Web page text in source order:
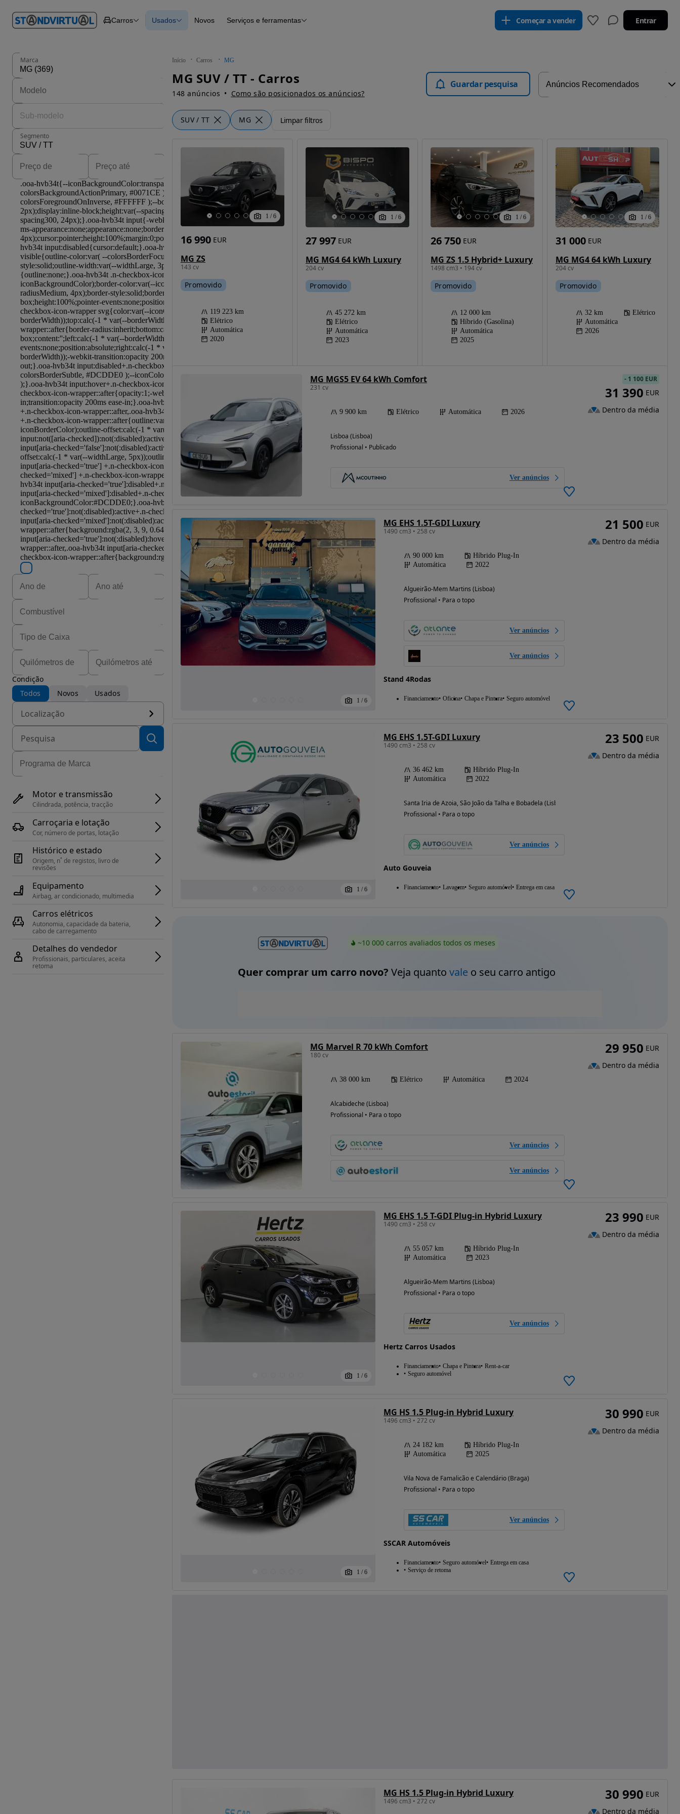
em
Carros Carros
Carros
Novos
Usados Novos Serviços e ferramentas Começar a vender Entrar
Início Carros MG
MG SUV / TT - Carros
148 anúncios Como são posicionados os anúncios?
Guardar pesquisa
SUV / TT MG Limpar filtros
Marca
Segmento
Condição
Todos
Novos Usados
Localização
Motor e transmissão
Cilindrada, potência, tracção
Carroçaria e lotação
Cor, número de portas, lotação
Histórico e estado
Origem, n˚ de registos, livro de
revisões
Equipamento
Airbag, ar condicionado, multimedia
Carros elétricos
Autonomia, capacidade da bateria,
cabo de carregamento
Detalhes do vendedor
Profissionais, particulares, aceita
retoma
1 / 6
MG ZS
143 cv
16 990 EUR
Promovido
119 223 km
Elétrico
Automática
2020
1 / 6
MG MG4 64 kWh Luxury
204 cv
27 997 EUR
Promovido
45 272 km
Elétrico
Automática
2023
1 / 6
MG ZS 1.5 Hybrid+ Luxury
1498 cm3 • 194 cv
26 750 EUR
Promovido
12 000 km
Híbrido (Gasolina)
Automática
2025
1 / 6
MG MG4 64 kWh Luxury
204 cv
31 000 EUR
Promovido
32 km
Elétrico
Automática
2026
MG MGS5 EV 64 kWh Comfort
231 cv
9 900 km Elétrico Automática 2026
Lisboa (Lisboa)
Profissional • Publicado
Ver anúncios
- 1 100 EUR
31 390 EUR
Dentro da média
1 / 6
MG EHS 1.5T-GDI Luxury
1490 cm3 • 258 cv
90 000 km
Híbrido Plug-In
Automática
2022
Algueirão-Mem Martins (Lisboa)
Profissional • Para o topo
Ver anúncios
Ver anúncios
Stand 4Rodas
Financiamento Oficina Chapa e Pintura Seguro automóvel
21 500 EUR
Dentro da média
1 / 6
MG EHS 1.5T-GDI Luxury
1490 cm3 • 258 cv
36 462 km
Híbrido Plug-In
Automática
2022
Santa Iria de Azoia, São João da Talha e Bobadela (Lisboa)
Profissional • Para o topo
Ver anúncios
Auto Gouveia
Financiamento Lavagem Seguro automóvel Entrega em casa
23 500 EUR
Dentro da média
~10 000 carros avaliados todos os meses
Quer comprar um carro novo? Veja quanto valeo seu carro antigo
MG Marvel R 70 kWh Comfort
180 cv
38 000 km Elétrico Automática 2024
Alcabideche (Lisboa)
Profissional • Para o topo
Ver anúncios
Ver anúncios
29 950 EUR
Dentro da média
1 / 6
MG EHS 1.5 T-GDI Plug-in Hybrid Luxury
1490 cm3 • 258 cv
55 057 km
Híbrido Plug-In
Automática
2023
Algueirão-Mem Martins (Lisboa)
Profissional • Para o topo
Ver anúncios
Hertz Carros Usados
Financiamento Chapa e Pintura Rent-a-car
Seguro automóvel
23 990 EUR
Dentro da média
1 / 6
MG HS 1.5 Plug-in Hybrid Luxury
1496 cm3 • 272 cv
24 182 km
Híbrido Plug-In
Automática
2025
Vila Nova de Famalicão e Calendário (Braga)
Profissional • Para o topo
Ver anúncios
SSCAR Automóveis
Financiamento Seguro automóvel Entrega em casa
Serviço de retoma
30 990 EUR
Dentro da média
MG HS 1.5 Plug-in Hybrid Luxury
1496 cm3 • 272 cv 30 990 EUR
Dentro da média